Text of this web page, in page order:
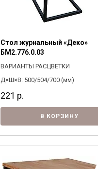
Стол журнальный «Деко»
БМ2.776.0.03
ВАРИАНТЫ РАСЦВЕТКИ
Д×Ш×В: 500/504/700 (мм)
221 р.
В КОРЗИНУ